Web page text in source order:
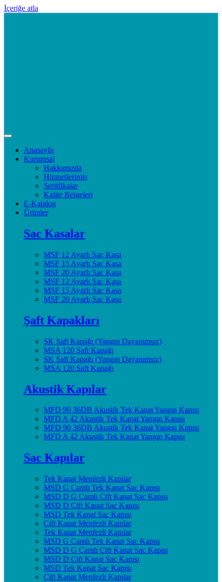
İçeriğe atla
Anasayfa
Kurumsal
Hakkımızda
Hizmetlerimiz
Sertifikalar
Kalite Belgeleri
E-Katalog
Ürünler
Sac Kasalar
MSF 12 Ayarlı Sac Kasa
MSF 15 Ayarlı Sac Kasa
MSF 20 Ayarlı Sac Kasa
MSF 12 Ayarlı Sac Kasa
MSF 15 Ayarlı Sac Kasa
MSF 20 Ayarlı Sac Kasa
Şaft Kapakları
ŞK Şaft Kapağı (Yangın Dayanımsız)
MSA 120 Şaft Kapağı
ŞK Şaft Kapağı (Yangın Dayanımsız)
MSA 120 Şaft Kapağı
Akustik Kapılar
MFD 90 36DB Akustik Tek Kanat Yangın Kapısı
MFD A 42 Akustik Tek Kanat Yangın Kapısı
MFD 90 36DB Akustik Tek Kanat Yangın Kapısı
MFD A 42 Akustik Tek Kanat Yangın Kapısı
Sac Kapılar
Tek Kanat Menfezli Kapılar
MSD G Camlı Tek Kanat Sac Kapısı
MSD D G Camlı Çift Kanat Sac Kapısı
MSD D Çift Kanat Sac Kapısı
MSD Tek Kanat Sac Kapısı
Çift Kanat Menfezli Kapılar
Tek Kanat Menfezli Kapılar
MSD G Camlı Tek Kanat Sac Kapısı
MSD D G Camlı Çift Kanat Sac Kapısı
MSD D Çift Kanat Sac Kapısı
MSD Tek Kanat Sac Kapısı
Çift Kanat Menfezli Kapılar